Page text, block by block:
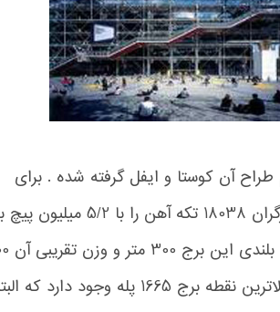
آن کوستا و ایفل گرفته شده . برای
ساخت این بنا کارگران 18038 تکه آهن را با 5/2 میلیون پیچ به
هم متصل کردند . بلندی این برج 300 متر و وزن تقریبی آن 7000
تن می باشد. تا بالاترین نقطه برج 1665 پله وجود دارد که البته